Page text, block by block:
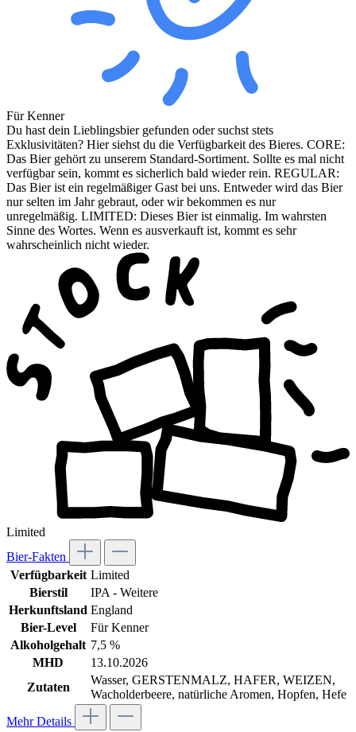
Für Kenner
Du hast dein Lieblingsbier gefunden oder suchst stets
Exklusivitäten? Hier siehst du die Verfügbarkeit des Bieres. CORE:
Das Bier gehört zu unserem Standard-Sortiment. Sollte es mal nicht
verfügbar sein, kommt es sicherlich bald wieder rein. REGULAR:
Das Bier ist ein regelmäßiger Gast bei uns. Entweder wird das Bier
nur selten im Jahr gebraut, oder wir bekommen es nur
unregelmäßig. LIMITED: Dieses Bier ist einmalig. Im wahrsten
Sinne des Wortes. Wenn es ausverkauft ist, kommt es sehr
wahrscheinlich nicht wieder.
Limited
Bier-Fakten
Verfügbarkeit Limited
Bierstil
IPA - Weitere
Herkunftsland England
Bier-Level
Für Kenner
Alkoholgehalt 7,5 %
MHD
13.10.2026
Zutaten
Wasser, GERSTENMALZ, HAFER, WEIZEN,
Wacholderbeere, natürliche Aromen, Hopfen, Hefe
Mehr Details